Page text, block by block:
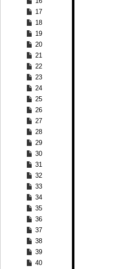
17
18
19
20
21
22
23
24
25
26
27
28
29
30
31
32
33
34
35
36
37
38
39
40